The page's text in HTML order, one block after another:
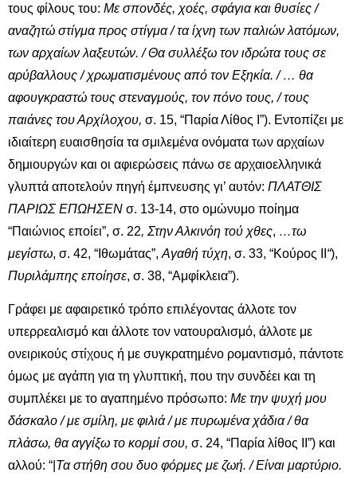
τους φίλους του: Με σπονδές, χοές, σφάγια και θυσίες /
αναζητώ στίγμα προς στίγμα / τα ίχνη των παλιών λατόμων,
των αρχαίων λαξευτών. / Θα συλλέξω τον ιδρώτα τους σε
αρύβαλλους / χρωματισμένους από τον Εξηκία. / … θα
αφουγκραστώ τους στεναγμούς, τον πόνο τους, / τους
παιάνες του Αρχίλοχου, σ. 15, “Παρία Λίθος Ι”). Εντοπίζει με
ιδιαίτερη ευαισθησία τα σμιλεμένα ονόματα των αρχαίων
δημιουργών και οι αφιερώσεις πάνω σε αρχαιοελληνικά
γλυπτά αποτελούν πηγή έμπνευσης γι’ αυτόν: ΠΛΑΤΘΙΣ
ΠΑΡΙΩΣ ΕΠΩΗΣΕΝ σ. 13-14, στο ομώνυμο ποίημα
“Παιώνιος εποίει”, σ. 22, Στην Αλκινόη τού χθες, …τω
μεγίστω, σ. 42, “Ιθωμάτας”, Αγαθή τύχη, σ. 33, “Κούρος ΙΙ “),
Πυριλάμπης εποίησε, σ. 38, “Αμφίκλεια”).
Γράφει με αφαιρετικό τρόπο επιλέγοντας άλλοτε τον
υπερρεαλισμό και άλλοτε τον νατουραλισμό, άλλοτε με
ονειρικούς στίχους ή με συγκρατημένο ρομαντισμό, πάντοτε
όμως με αγάπη για τη γλυπτική, που την συνδέει και τη
συμπλέκει με το αγαπημένο πρόσωπο: Με την ψυχή μου
δάσκαλο / με σμίλη, με φιλιά / με πυρωμένα χάδια / θα
πλάσω, θα αγγίξω το κορμί σου, σ. 24, “Παρία λίθος ΙΙ”) και
αλλού: “| Τα στήθη σου δυο φόρμες με ζωή. / Είναι μαρτύριο.